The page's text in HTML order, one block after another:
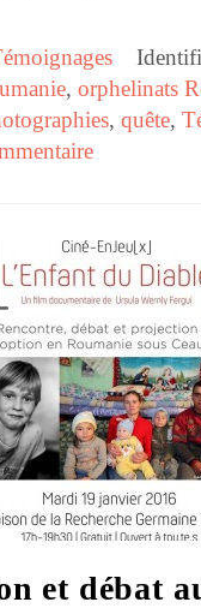
, orphelinats
, quête,
et débat